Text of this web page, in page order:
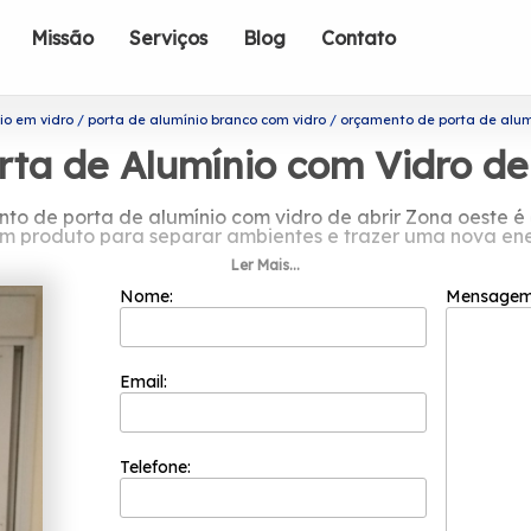
Missão Serviços Blog Contato
em vidro porta de alumínio branco com vidro orçamento de porta de
de Alumínio com Vidro
de porta de alumínio com vidro de abrir Zona oeste
produto para separar ambientes e trazer uma nova
de porta de alumínio com vidro
valores principais como o comprometimento com os
mais bem cotadas do segmento de esquadrias.
focada nos resultados positivos e na segurança.
de alumínio com vidro de abrir Zona oeste, Conte
de esquadrias. Entre elas, é possível encontrar:
contato para mais informações sobre os produtos e
do tamanho do projeto a ser executado,
e soluções e tendências com design e alta
Ler Mais...
Nome:
Email:
Telefone: